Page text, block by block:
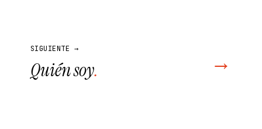
SIGUIENTE →
Quién soy. →